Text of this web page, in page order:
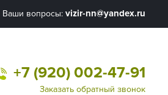
Ваши вопросы: vizir-nn@yandex.ru
+7 (920) 002-47-91
Заказать обратный звонок